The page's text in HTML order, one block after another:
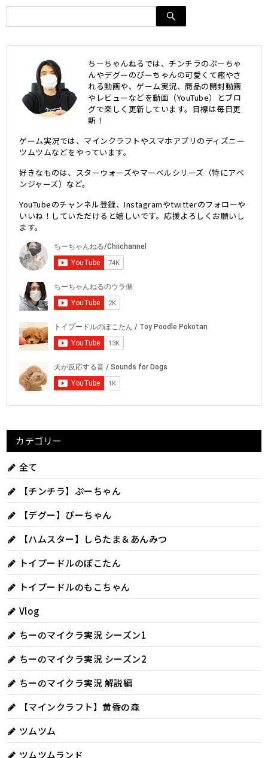
ちーちゃんねるでは、チンチラのぷーちゃ
んやデグーのぴーちゃんの可愛くて癒やさ
れる動画や、ゲーム実況、商品の開封動画
やレビューなどを動画（YouTube）とブロ
グで楽しく更新しています。目標は毎日更
新！
ゲーム実況では、マインクラフトやスマホアプリのディズニー
ツムツムなどをやっています。
好きなものは、スターウォーズやマーベルシリーズ（特にアベ
ンジャーズ）など。
YouTubeのチャンネル登録、Instagramやtwitterのフォローや
いいね！していただけると嬉しいです。応援よろしくお願いし
ます。
カテゴリー
全て
【チンチラ】ぷーちゃん
【デグー】ぴーちゃん
【ハムスター】しらたま＆あんみつ
トイプードルのぽこたん
トイプードルのもこちゃん
Vlog
ちーのマイクラ実況 シーズン1
ちーのマイクラ実況 シーズン2
ちーのマイクラ実況 解説編
【マインクラフト】黄昏の森
ツムツム
ツムツムランド